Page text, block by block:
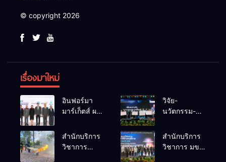
© copyright 2026
เรื่องมาใหม่
อินฟอร์มา
มาร์เก็ตส์ ผนึก
ธุรกิจท่อง
เที่ยว-บริการ
วิจัย-
นวัตกรรม-
คือโอกาสใหม่
ของคนพิการ
สำนักบริการ
วิชาการ
สำนักบริการ
วิชาการ มข.